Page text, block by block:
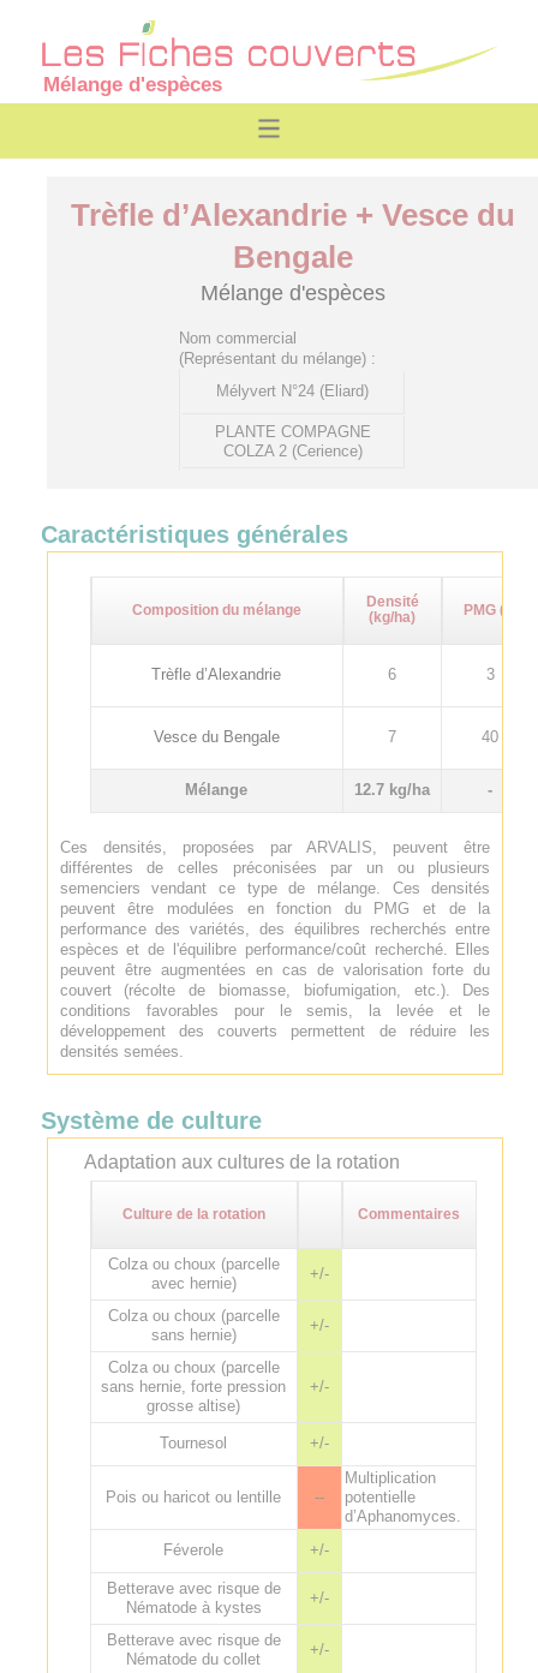
Mélange d'espèces
Trèfle d’Alexandrie + Vesce du
Bengale
Mélange d'espèces
Nom commercial
(Représentant du mélange) :
Mélyvert N°24 (Eliard)
PLANTE COMPAGNE
COLZA 2 (Cerience)
Caractéristiques générales
Composition du mélange
Densité
(kg/ha)
PMG (g)
Trèfle d’Alexandrie 6 3
Vesce du Bengale 7 40
Mélange 12.7 kg/ha -
Ces densités, proposées par ARVALIS, peuvent être
différentes de celles préconisées par un ou plusieurs
semenciers vendant ce type de mélange. Ces densités
peuvent être modulées en fonction du PMG et de la
performance des variétés, des équilibres recherchés entre
espèces et de l'équilibre performance/coût recherché. Elles
peuvent être augmentées en cas de valorisation forte du
couvert (récolte de biomasse, biofumigation, etc.). Des
conditions favorables pour le semis, la levée et le
développement des couverts permettent de réduire les
densités semées.
Système de culture
Adaptation aux cultures de la rotation
Culture de la rotation Commentaires
Colza ou choux (parcelle
avec hernie)
+/-
Colza ou choux (parcelle
sans hernie)
+/-
Colza ou choux (parcelle
sans hernie, forte pression
grosse altise)
+/-
Tournesol +/-
Pois ou haricot ou lentille --
Multiplication
potentielle
d’Aphanomyces.
Féverole
+/-
Betterave avec risque de
Nématode à kystes
+/-
Betterave avec risque de
Nématode du collet
+/-